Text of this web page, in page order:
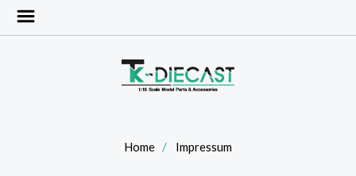
Home Impressum